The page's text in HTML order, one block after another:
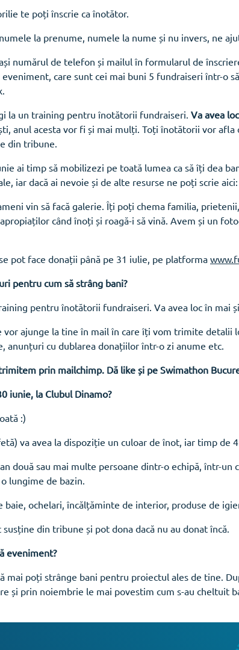
te poți înscrie ca înotător.
la prenume, numele la nume și nu invers, ne
numărul de telefon și mailul în formularul de
care sunt cei mai buni 5 fundraiseri într-o
la un training pentru înotătorii fundraiseri. Va avea
anul acesta vor fi și mai mulți. Toți înotătorii vor
din tribune.
ai timp să mobilizezi pe toată lumea ca să îți dea
iar dacă ai nevoie și de alte resurse ne poți scrie aici:
vin să facă galerie. Îți poți chema familia,
când înoți și roagă-i să vină. Avem și un
pot face donații până pe 31 iulie, pe platforma
pentru cum să strâng bani?
pentru înotătorii fundraiseri. Va avea loc în mai
ajunge la tine în mail în care îți vom trimite detalii
anunțuri cu dublarea donațiilor într-o zi anume etc.
prin mailchimp. Dă like și pe Swimathon
iunie, la Clubul Dinamo?
:)
va avea la dispoziție un culoar de înot, iar timp
două sau mai multe persoane dintr-o echipă, într-
lungime de bazin.
baie, ochelari, încălțăminte de interior, produse de
din tribune și pot dona dacă nu au donat încă.
eveniment?
mai poți strânge bani pentru proiectul ales de tine.
și prin noiembrie le mai povestim cum s-au cheltuit